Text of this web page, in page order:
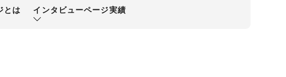
とは インタビューページ実績